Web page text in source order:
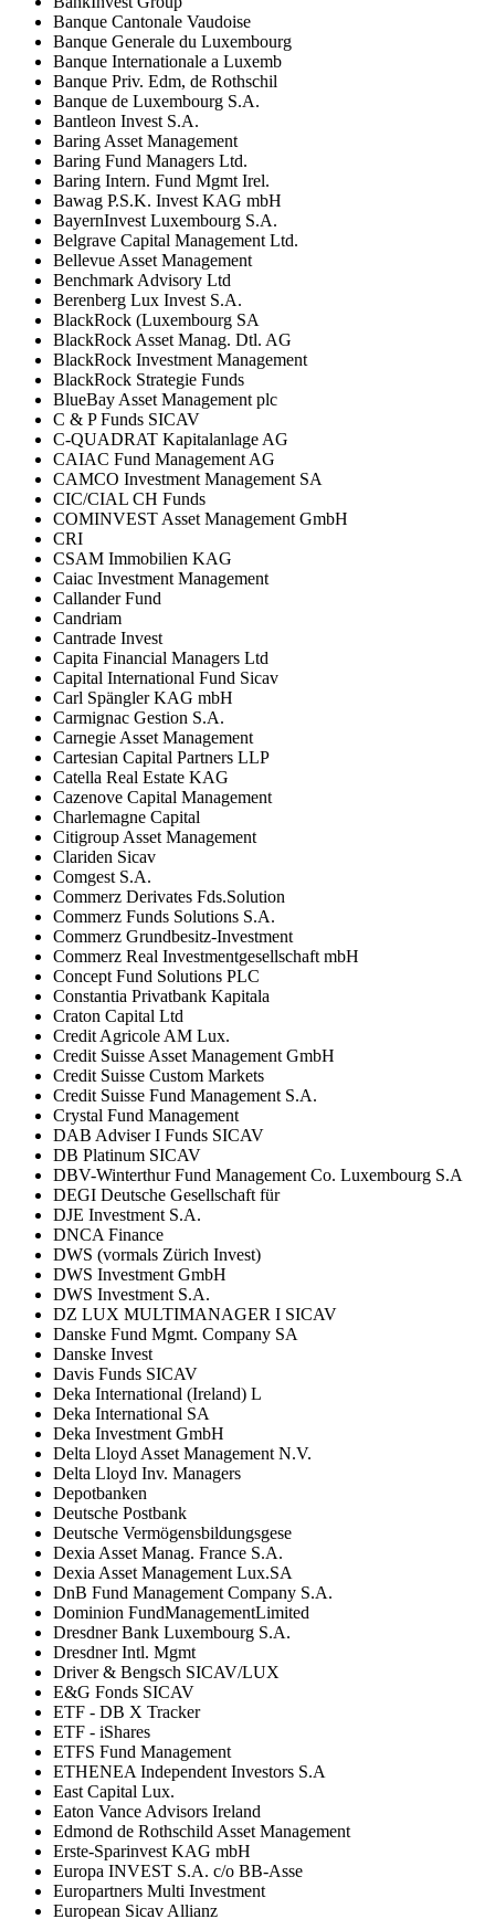
Banque Cantonale Vaudoise
Banque Generale du Luxembourg
Banque Internationale a Luxemb
Banque Priv. Edm, de Rothschil
Banque de Luxembourg S.A.
Bantleon Invest S.A.
Baring Asset Management
Baring Fund Managers Ltd.
Baring Intern. Fund Mgmt Irel.
Bawag P.S.K. Invest KAG mbH
BayernInvest Luxembourg S.A.
Belgrave Capital Management Ltd.
Bellevue Asset Management
Benchmark Advisory Ltd
Berenberg Lux Invest S.A.
BlackRock (Luxembourg SA
BlackRock Asset Manag. Dtl. AG
BlackRock Investment Management
BlackRock Strategie Funds
BlueBay Asset Management plc
C & P Funds SICAV
C-QUADRAT Kapitalanlage AG
CAIAC Fund Management AG
CAMCO Investment Management SA
CIC/CIAL CH Funds
COMINVEST Asset Management GmbH
CRI
CSAM Immobilien KAG
Caiac Investment Management
Callander Fund
Candriam
Cantrade Invest
Capita Financial Managers Ltd
Capital International Fund Sicav
Carl Spängler KAG mbH
Carmignac Gestion S.A.
Carnegie Asset Management
Cartesian Capital Partners LLP
Catella Real Estate KAG
Cazenove Capital Management
Charlemagne Capital
Citigroup Asset Management
Clariden Sicav
Comgest S.A.
Commerz Derivates Fds.Solution
Commerz Funds Solutions S.A.
Commerz Grundbesitz-Investment
Commerz Real Investmentgesellschaft mbH
Concept Fund Solutions PLC
Constantia Privatbank Kapitala
Craton Capital Ltd
Credit Agricole AM Lux.
Credit Suisse Asset Management GmbH
Credit Suisse Custom Markets
Credit Suisse Fund Management S.A.
Crystal Fund Management
DAB Adviser I Funds SICAV
DB Platinum SICAV
DBV-Winterthur Fund Management Co. Luxembourg S.A
DEGI Deutsche Gesellschaft für
DJE Investment S.A.
DNCA Finance
DWS (vormals Zürich Invest)
DWS Investment GmbH
DWS Investment S.A.
DZ LUX MULTIMANAGER I SICAV
Danske Fund Mgmt. Company SA
Danske Invest
Davis Funds SICAV
Deka International (Ireland) L
Deka International SA
Deka Investment GmbH
Delta Lloyd Asset Management N.V.
Delta Lloyd Inv. Managers
Depotbanken
Deutsche Postbank
Deutsche Vermögensbildungsgese
Dexia Asset Manag. France S.A.
Dexia Asset Management Lux.SA
DnB Fund Management Company S.A.
Dominion FundManagementLimited
Dresdner Bank Luxembourg S.A.
Dresdner Intl. Mgmt
Driver & Bengsch SICAV/LUX
E&G Fonds SICAV
ETF - DB X Tracker
ETF - iShares
ETFS Fund Management
ETHENEA Independent Investors S.A
East Capital Lux.
Eaton Vance Advisors Ireland
Edmond de Rothschild Asset Management
Erste-Sparinvest KAG mbH
Europa INVEST S.A. c/o BB-Asse
Europartners Multi Investment
European Sicav Allianz